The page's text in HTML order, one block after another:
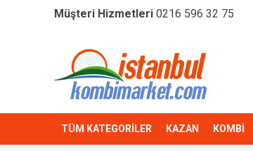
Müşteri Hizmetleri 0216 596 32 75
TÜM KATEGORİLER KAZAN KOMBİ